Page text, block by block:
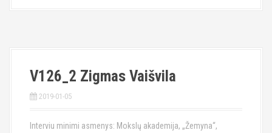
V126_2 Zigmas Vaišvila
2019-01-05
Interviu minimi asmenys: Mokslų akademija, „Žemyna“,